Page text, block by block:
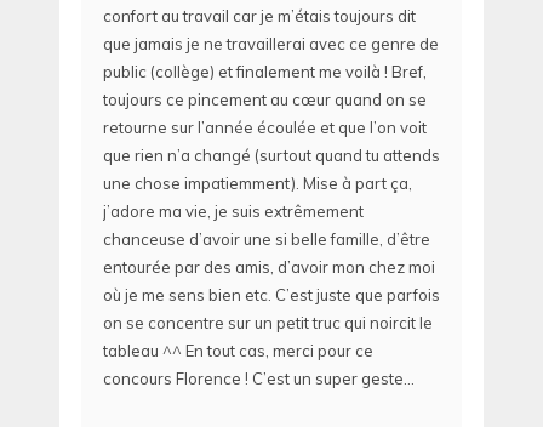
confort au travail car je m’étais toujours dit
que jamais je ne travaillerai avec ce genre de
public (collège) et finalement me voilà ! Bref,
toujours ce pincement au cœur quand on se
retourne sur l’année écoulée et que l’on voit
que rien n’a changé (surtout quand tu attends
une chose impatiemment). Mise à part ça,
j’adore ma vie, je suis extrêmement
chanceuse d’avoir une si belle famille, d’être
entourée par des amis, d’avoir mon chez moi
où je me sens bien etc. C’est juste que parfois
on se concentre sur un petit truc qui noircit le
tableau ^^ En tout cas, merci pour ce
concours Florence ! C’est un super geste…